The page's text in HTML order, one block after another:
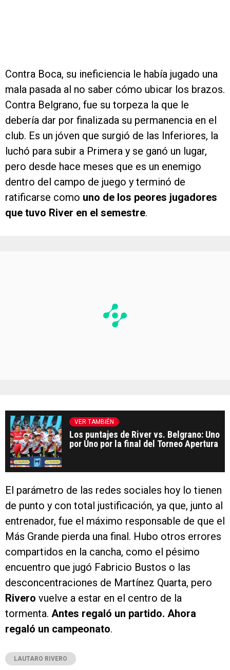
Contra Boca, su ineficiencia le había jugado una
mala pasada al no saber cómo ubicar los brazos.
Contra Belgrano, fue su torpeza la que le
debería dar por finalizada su permanencia en el
club. Es un jóven que surgió de las Inferiores, la
luchó para subir a Primera y se ganó un lugar,
pero desde hace meses que es un enemigo
dentro del campo de juego y terminó de
ratificarse como uno de los peores jugadores
que tuvo River en el semestre.
VER TAMBIÉN
Los puntajes de River vs. Belgrano: Uno
por Uno por la final del Torneo Apertura
El parámetro de las redes sociales hoy lo tienen
de punto y con total justificación, ya que, junto al
entrenador, fue el máximo responsable de que el
Más Grande pierda una final. Hubo otros errores
compartidos en la cancha, como el pésimo
encuentro que jugó Fabricio Bustos o las
desconcentraciones de Martínez Quarta, pero
Rivero vuelve a estar en el centro de la
tormenta. Antes regaló un partido. Ahora
regaló un campeonato.
LAUTARO RIVERO